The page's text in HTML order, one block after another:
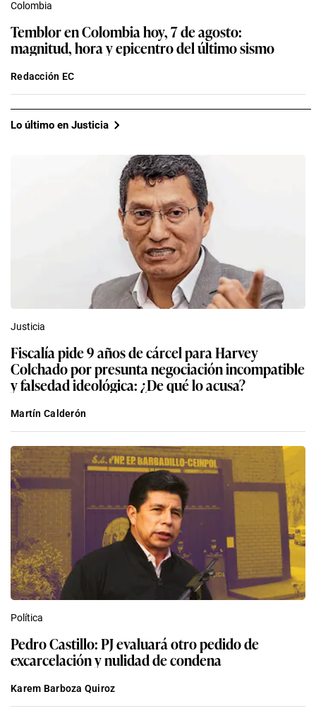
Colombia
Temblor en Colombia hoy, 7 de agosto:
magnitud, hora y epicentro del último sismo
Redacción EC
Lo último en Justicia
Justicia
Fiscalía pide 9 años de cárcel para Harvey
Colchado por presunta negociación incompatible
y falsedad ideológica: ¿De qué lo acusa?
Martín Calderón
Política
Pedro Castillo: PJ evaluará otro pedido de
excarcelación y nulidad de condena
Karem Barboza Quiroz